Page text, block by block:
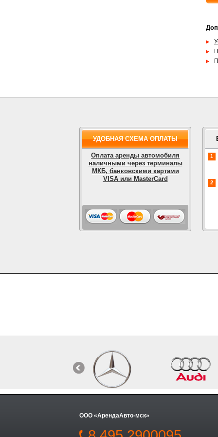
УДОБНАЯ СХЕМА ОПЛАТЫ
Оплата аренды автомобиля
наличными через терминалы
МКБ, банковскими картами
VISA или MasterCard
1
2
ООО «АрендаАвто-мск»